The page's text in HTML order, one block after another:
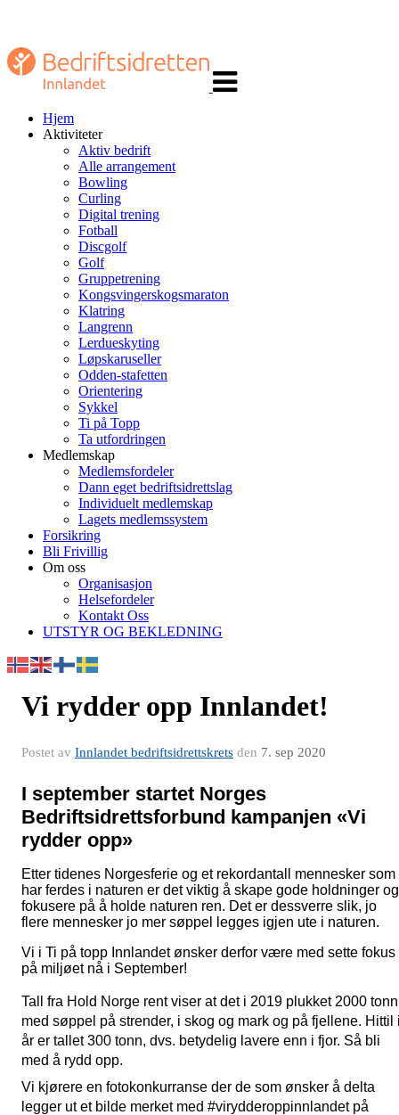
navigasjon
Hjem
Aktiviteter
Aktiv bedrift
Alle arrangement
Bowling
Curling
Digital trening
Fotball
Discgolf
Golf
Gruppetrening
Kongsvingerskogsmaraton
Klatring
Langrenn
Lerdueskyting
Løpskaruseller
Odden-stafetten
Orientering
Sykkel
Ti på Topp
Ta utfordringen
Medlemskap
Medlemsfordeler
Dann eget bedriftsidrettslag
Individuelt medlemskap
Lagets medlemssystem
Forsikring
Bli Frivillig
Om oss
Organisasjon
Helsefordeler
Kontakt Oss
UTSTYR OG BEKLEDNING
Vi rydder opp Innlandet!
Postet av Innlandet bedriftsidrettskrets den 7. sep 2020
I september startet Norges
Bedriftsidrettsforbund kampanjen «Vi
rydder opp»
Etter tidenes Norgesferie og et rekordantall mennesker som
har ferdes i naturen er det viktig å skape gode holdninger og
fokusere på å holde naturen ren. Det er dessverre slik, jo
flere mennesker jo mer søppel legges igjen ute i naturen.
Vi i Ti på topp Innlandet ønsker derfor være med sette fokus
på miljøet nå i September!
Tall fra Hold Norge rent viser at det i 2019 plukket 2000 tonn
med søppel på strender, i skog og mark og på fjellene. Hittil
år er tallet 300 tonn, dvs. betydelig lavere enn i fjor. Så bli
med å rydd opp.
Vi kjørere en fotokonkurranse der de som ønsker å delta
legger ut et bilde merket med #virydderoppinnlandet på